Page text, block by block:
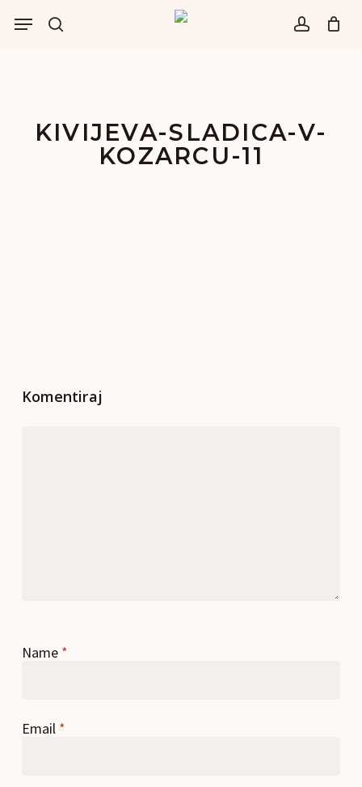
išči account
Menu
KIVIJEVA-SLADICA-V-
KOZARCU-11
Komentiraj
Name *
Email *